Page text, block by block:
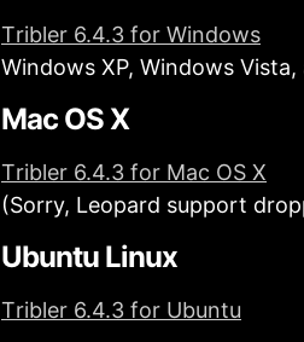
Τribler 6.4.3 for Windows
Windows XP, Windows
Mac OS X
Τribler 6.4.3 for Mac OS X
(Sorry, Leopard support
Ubuntu Linux
Τribler 6.4.3 for Ubuntu